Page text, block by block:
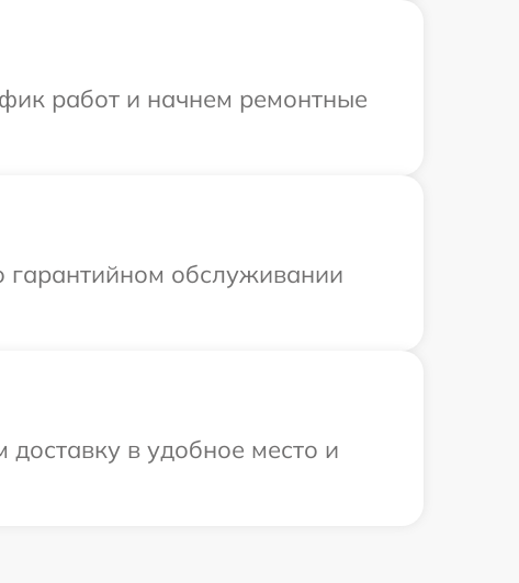
работ и начнем ремонтные
гарантийном обслуживании
в удобное место и